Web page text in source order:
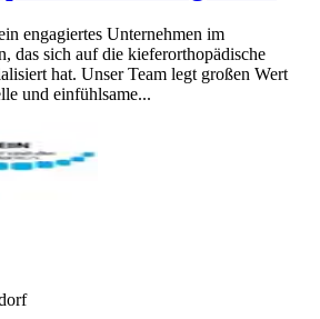
engagiertes Unternehmen im
das sich auf die kieferorthopädische
hat. Unser Team legt großen Wert
und einfühlsame...